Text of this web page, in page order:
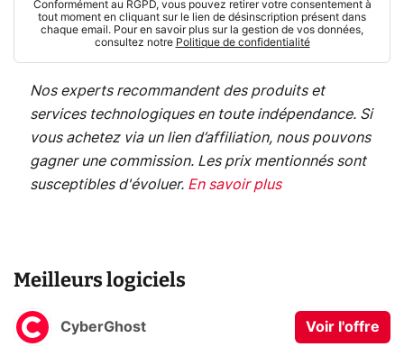
Conformément au RGPD, vous pouvez retirer votre consentement à
tout moment en cliquant sur le lien de désinscription présent dans
chaque email. Pour en savoir plus sur la gestion de vos données,
consultez notre Politique de confidentialité
Nos experts recommandent des produits et
services technologiques en toute indépendance. Si
vous achetez via un lien d’affiliation, nous pouvons
gagner une commission. Les prix mentionnés sont
susceptibles d'évoluer. En savoir plus
Meilleurs logiciels
CyberGhost Voir l'offre